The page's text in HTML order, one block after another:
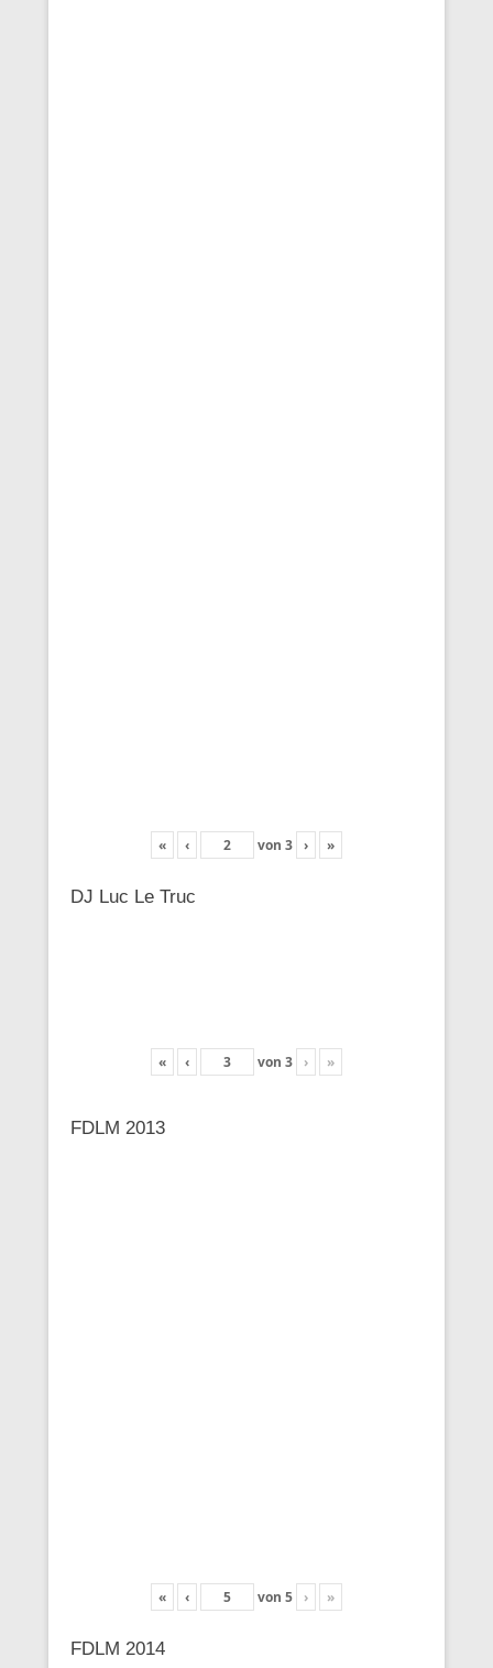
« ‹ von 3 › »
DJ Luc Le Truc
« ‹ von 3 › »
FDLM 2013
« ‹ von 5 › »
FDLM 2014